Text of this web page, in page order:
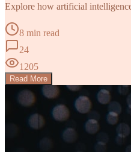
Explore how artificial
8 min read
24
1205
Read More